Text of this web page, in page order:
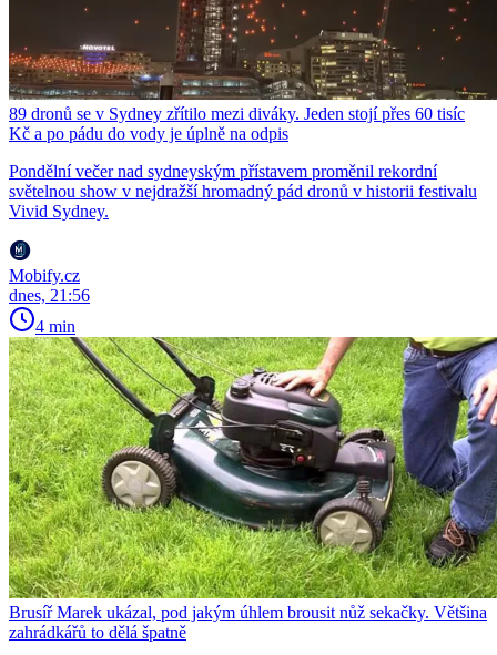
89 dronů se v Sydney zřítilo mezi diváky. Jeden stojí přes 60 tisíc
Kč a po pádu do vody je úplně na odpis
Pondělní večer nad sydneyským přístavem proměnil rekordní
světelnou show v nejdražší hromadný pád dronů v historii festivalu
Vivid Sydney.
Mobify.cz
dnes, 21:56
4 min
Brusíř Marek ukázal, pod jakým úhlem brousit nůž sekačky. Většina
zahrádkářů to dělá špatně